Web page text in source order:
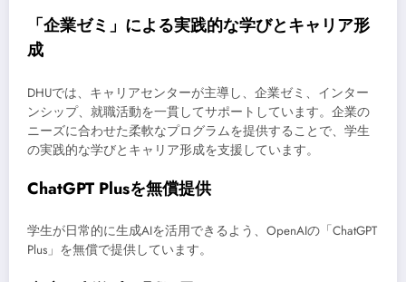
「企業ゼミ」による実践的な学びとキャリア形
成
DHUでは、キャリアセンターが主導し、企業ゼミ、インター
ンシップ、就職活動を一貫してサポートしています。企業の
ニーズに合わせた柔軟なプログラムを提供することで、学生
の実践的な学びとキャリア形成を支援しています。
ChatGPT Plusを無償提供
学生が日常的に生成AIを活用できるよう、OpenAIの「ChatGPT
Plus」を無償で提供しています。